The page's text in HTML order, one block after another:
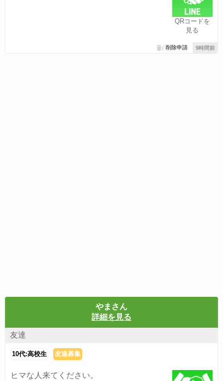
QRコードを
見る
9時間前
削除申請
やまさん
詳細を見る
友達
10代:高校生 友達募集
ヒマな人来てください。